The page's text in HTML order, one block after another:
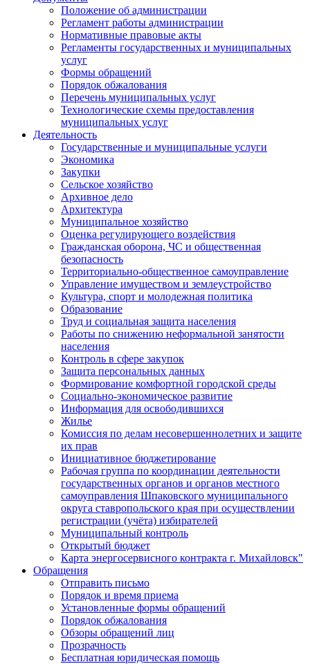
Положение об администрации
Регламент работы администрации
Нормативные правовые акты
Регламенты государственных и муниципальных
услуг
Формы обращений
Порядок обжалования
Перечень муниципальных услуг
Технологические схемы предоставления
муниципальных услуг
Деятельность
Государственные и муниципальные услуги
Экономика
Закупки
Сельское хозяйство
Архивное дело
Архитектура
Муниципальное хозяйство
Оценка регулирующего воздействия
Гражданская оборона, ЧС и общественная
безопасность
Территориально-общественное самоуправление
Управление имуществом и землеустройство
Культура, спорт и молодежная политика
Образование
Труд и социальная защита населения
Работы по снижению неформальной занятости
населения
Контроль в сфере закупок
Защита персональных данных
Формирование комфортной городской среды
Социально-экономическое развитие
Информация для освободившихся
Жилье
Комиссия по делам несовершеннолетних и защите
их прав
Инициативное бюджетирование
Рабочая группа по координации деятельности
государственных органов и органов местного
самоуправления Шпаковского муниципального
округа ставропольского края при осуществлении
регистрации (учёта) избирателей
Муниципальный контроль
Открытый бюджет
Карта энергосервисного контракта г. Михайловск"
Обращения
Отправить письмо
Порядок и время приема
Установленные формы обращений
Порядок обжалования
Обзоры обращений лиц
Прозрачность
Бесплатная юридическая помощь